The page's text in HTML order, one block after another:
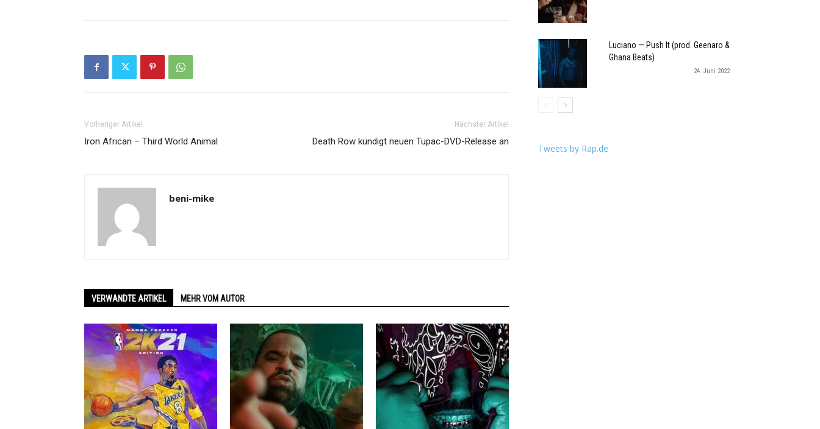
Vorheriger Artikel
Iron African – Third World Animal
Nächster Artikel
Death Row kündigt neuen Tupac-DVD-Release an
beni-mike
VERWANDTE ARTIKEL MEHR VOM AUTOR
Luciano — Push It (prod. Geenaro &
Ghana Beats)
24. Juni 2022
Tweets by Rap.de